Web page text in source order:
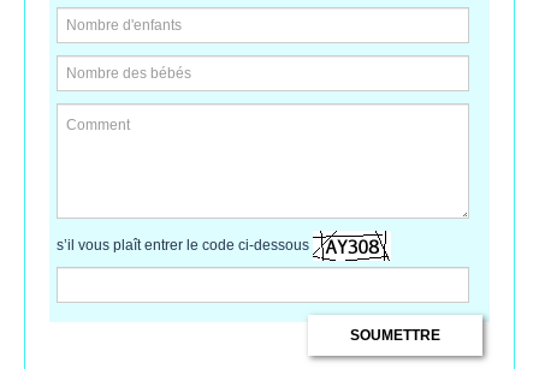
s’il vous plaît entrer le code ci-dessous